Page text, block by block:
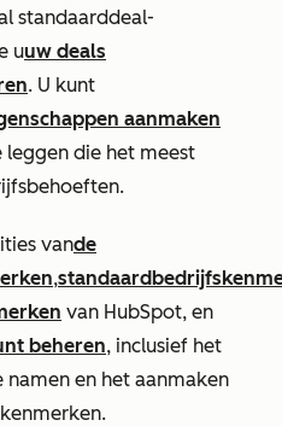
standaarddeal-
uuw deals
. U kunt
aanmaken
die het meest
vande
,
van HubSpot, en
beheren, inclusief het
en het aanmaken